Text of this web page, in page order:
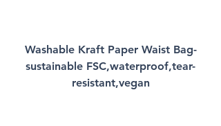
Washable Kraft Paper Waist Bag-
sustainable FSC,waterproof,tear-
resistant,vegan